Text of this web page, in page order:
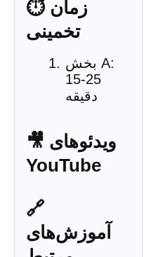
⏱ زمان
تخمینی
بخش A:
15-25
دقیقه
🎥 ویدئوهای
YouTube
🔗
آموزش‌های